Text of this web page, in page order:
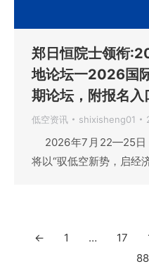
郑日恒院士领衔
地论坛一2026国
期论坛，附报名入
低空资讯 shixisheng01
2026年7月22—25日
将以“驭低空新势，启经
← 1 … 17
88